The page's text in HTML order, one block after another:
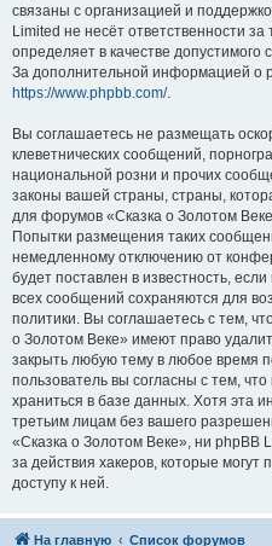
связаны с организацией и
Limited не несёт ответственности
определяет в качестве
За дополнительной информацией о
https://www.phpbb.com/.
Вы соглашаетесь не размещать
клеветнических сообщений,
национальной розни и прочих
законы вашей страны, страны,
для форумов «Сказка о Золотом
Попытки размещения таких
немедленному отключению от
будет поставлен в известность,
всех сообщений сохраняются для
политики. Вы соглашаетесь с тем,
о Золотом Веке» имеют право
закрыть любую тему в любое время
пользователь вы согласны с тем,
храниться в базе данных. Хотя эта
третьим лицам без вашего
«Сказка о Золотом Веке», ни phpBB
за действия хакеров, которые могут
доступу к ней.
На главную Список форумов